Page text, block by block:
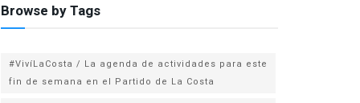
Browse by Tags
#VivíLaCosta / La agenda de actividades para este
fin de semana en el Partido de La Costa